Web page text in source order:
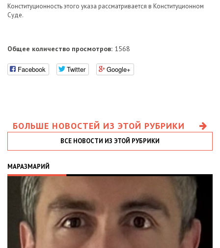
Конституционность этого указа рассматривается в Конституционном
Суде.
Общее количество просмотров: 1568
Facebook Twitter Google+
БОЛЬШЕ НОВОСТЕЙ ИЗ ЭТОЙ РУБРИКИ
ВСЕ НОВОСТИ ИЗ ЭТОЙ РУБРИКИ
МАРАЗМАРИЙ